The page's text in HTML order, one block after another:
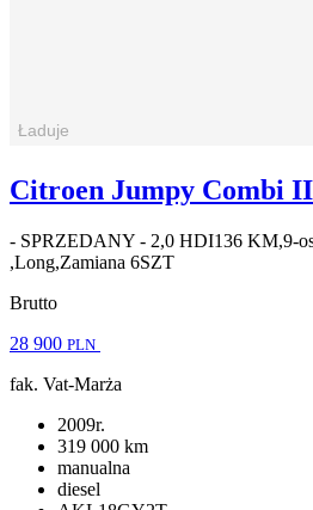
Citroen Jumpy Combi
- SPRZEDANY - 2,0 HDI136 KM,9-
,Long,Zamiana 6SZT
Brutto
28 900 PLN
fak. Vat-Marża
2009r.
319 000 km
manualna
diesel